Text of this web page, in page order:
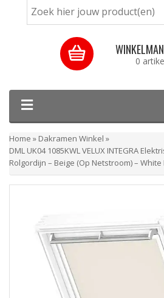
0
Home » Dakramen Winkel »
DML UK04 1085KWL VELUX INTEGRA
Rolgordijn – Beige (Op Netstroom) – White